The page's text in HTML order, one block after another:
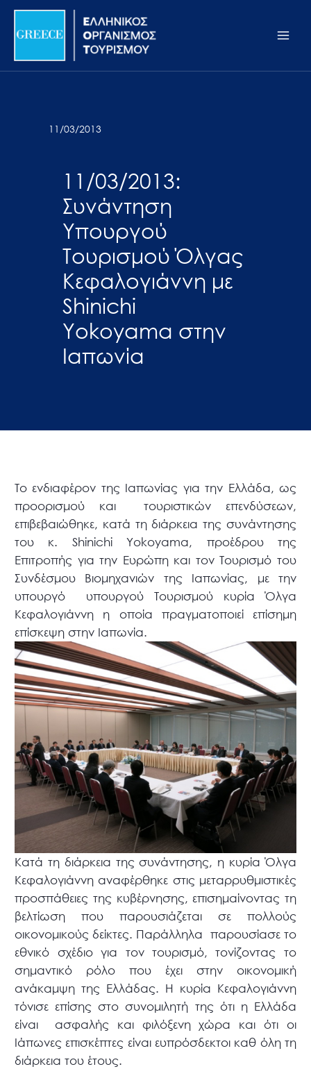
Σημείωση:
ιστότοπος
προσβασιμότητας.
Μετάβαση
περιεχόμενο
11/03/2013
11/03/2013:
Συνάντηση
Υπουργού
Τουρισμού Όλγας
Κεφαλογιάννη με
Shinichi
Yokoyama στην
Ιαπωνία
Το ενδιαφέρον της Ιαπωνίας για την Ελλάδα, ως
προορισμού και τουριστικών επενδύσεων,
επιβεβαιώθηκε, κατά τη διάρκεια της συνάντησης
του κ. Shinichi Yokoyama, προέδρου της
Επιτροπής για την Ευρώπη και τον Τουρισμό του
Συνδέσμου Βιομηχανιών της Ιαπωνίας, με την
υπουργό υπουργού Τουρισμού κυρία Όλγα
Κεφαλογιάννη η οποία πραγματοποιεί επίσημη
επίσκεψη στην Ιαπωνία.
Κατά τη διάρκεια της συνάντησης, η κυρία Όλγα
Κεφαλογιάννη αναφέρθηκε στις μεταρρυθμιστικές
προσπάθειες της κυβέρνησης, επισημαίνοντας τη
βελτίωση που παρουσιάζεται σε πολλούς
οικονομικούς δείκτες. Παράλληλα παρουσίασε το
εθνικό σχέδιο για τον τουρισμό, τονίζοντας το
σημαντικό ρόλο που έχει στην οικονομική
ανάκαμψη της Ελλάδας. Η κυρία Κεφαλογιάννη
τόνισε επίσης στο συνομιλητή της ότι η Ελλάδα
είναι ασφαλής και φιλόξενη χώρα και ότι οι
Ιάπωνες επισκέπτες είναι ευπρόσδεκτοι καθ όλη τη
διάρκεια του έτους.